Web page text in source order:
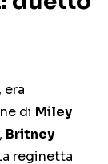
era
di Miley
Britney
reginetta